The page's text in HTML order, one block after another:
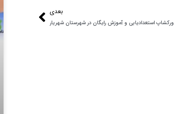
بعدی
ورکشاپ استعدادیابی و آموزش رایگان در شهرستان شهریار